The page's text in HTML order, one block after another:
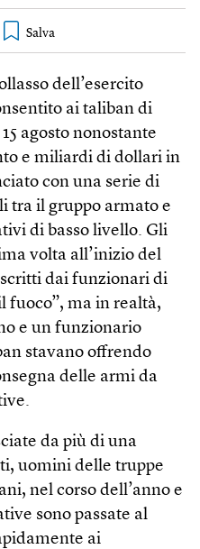
dell’esercito
ai taliban di
agosto nonostante
e miliardi di dollari in
con una serie di
tra il gruppo armato e
di basso livello. Gli
volta all’inizio del
dai funzionari di
fuoco”, ma in realtà,
e un funzionario
stavano offrendo
delle armi da
da più di una
uomini delle truppe
nel corso dell’anno e
sono passate al
ai